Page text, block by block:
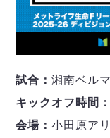
試合：湘南ベル
キックオフ時間：
会場：小田原ア